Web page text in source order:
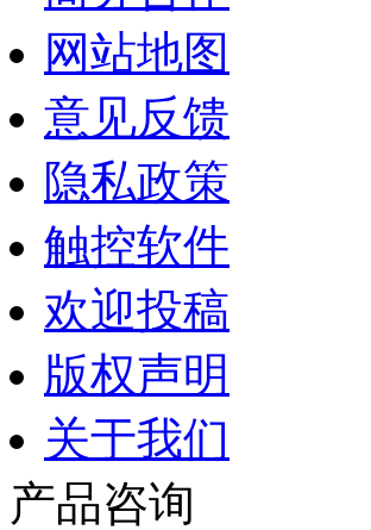
网站地图
意见反馈
隐私政策
触控软件
欢迎投稿
版权声明
关于我们
产品咨询